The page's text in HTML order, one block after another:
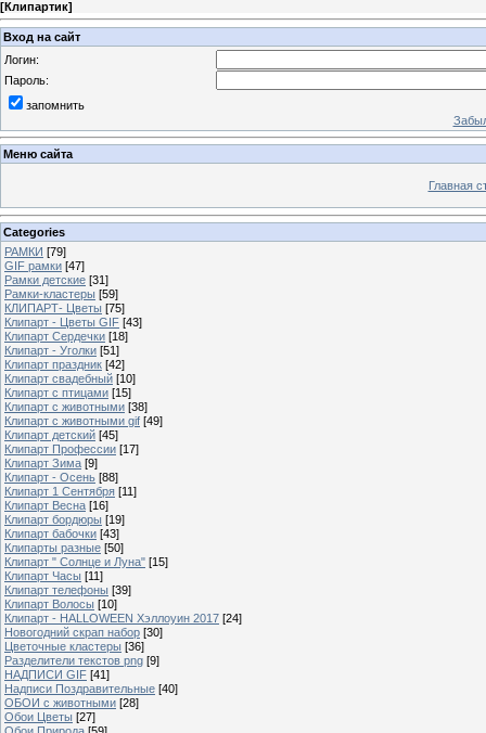
[Клипартик]
Вход на сайт
Логин:
Пароль:
запомнить
Меню сайта
Главная
Categories
РАМКИ [79]
GIF рамки [47]
Рамки детские [31]
Рамки-кластеры [59]
КЛИПАРТ- Цветы [75]
Клипарт - Цветы GIF [43]
Клипарт Сердечки [18]
Клипарт - Уголки [51]
Клипарт праздник [42]
Клипарт свадебный [10]
Клипарт с птицами [15]
Клипарт с животными [38]
Клипарт с животными gif [49]
Клипарт детский [45]
Клипарт Профессии [17]
Клипарт Зима [9]
Клипарт - Осень [88]
Клипарт 1 Сентября [11]
Клипарт Весна [16]
Клипарт бордюры [19]
Клипарт бабочки [43]
Клипарты разные [50]
Клипарт " Солнце и Луна" [15]
Клипарт Часы [11]
Клипарт телефоны [39]
Клипарт Волосы [10]
Клипарт - HALLOWEEN Хэллоуин 2017 [24]
Новогодний скрап набор [30]
Цветочные кластеры [36]
Разделители текстов png [9]
НАДПИСИ GIF [41]
Надписи Поздравительные [40]
ОБОИ с животными [28]
Обои Цветы [27]